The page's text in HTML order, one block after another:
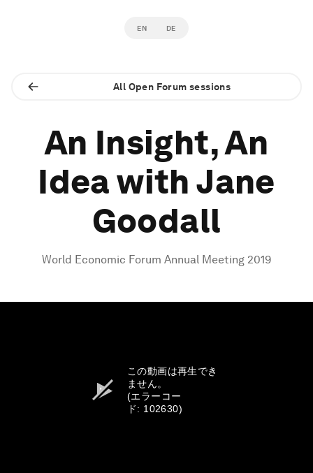
EN DE
All Open Forum sessions
An Insight, An
Idea with Jane
Goodall
World Economic Forum Annual Meeting 2019
この動画は再生でき
ません。
(エラーコー
ド: 102630)